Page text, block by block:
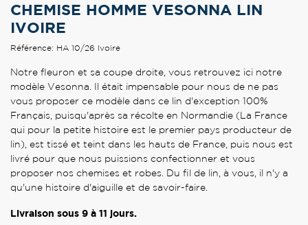
CHEMISE HOMME VESONNA LIN
IVOIRE
Référence: HA 10/26 Ivoire
Notre fleuron et sa coupe droite, vous retrouvez ici notre
modèle Vesonna. Il était impensable pour nous de ne pas
vous proposer ce modèle dans ce lin d'exception 100%
Français, puisqu'après sa récolte en Normandie (La France
qui pour la petite histoire est le premier pays producteur de
lin), est tissé et teint dans les hauts de France, puis nous est
livré pour que nous puissions confectionner et vous
proposer nos chemises et robes. Du fil de lin, à vous, il n'y a
qu'une histoire d'aiguille et de savoir-faire.
Livraison sous 9 à 11 jours.